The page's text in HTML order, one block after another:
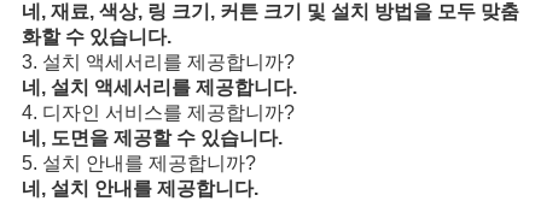
네, 재료, 색상, 링 크기, 커튼 크기 및 설치 방법을 모두 맞춤
화할 수 있습니다.
3. 설치 액세서리를 제공합니까?
네, 설치 액세서리를 제공합니다.
4. 디자인 서비스를 제공합니까?
네, 도면을 제공할 수 있습니다.
5. 설치 안내를 제공합니까?
네, 설치 안내를 제공합니다.